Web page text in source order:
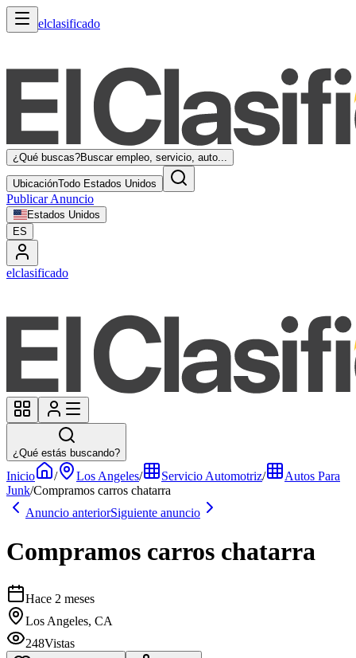
elclasificado
¿Qué buscas?Buscar empleo, servicio, auto...
UbicaciónTodo Estados Unidos
Publicar Anuncio
Estados Unidos
ES
elclasificado
¿Qué estás buscando?
Inicio / Los Angeles/ Servicio Automotriz/
Autos Para
Junk/Compramos carros chatarra
Anuncio anteriorSiguiente anuncio
Compramos carros chatarra
Hace 2 meses
Los Angeles, CA
248Vistas